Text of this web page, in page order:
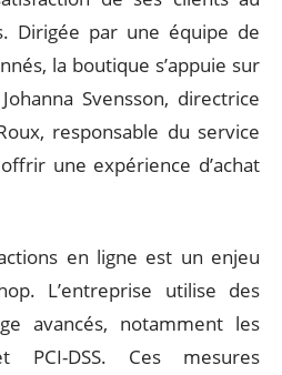
Dirigée par une équipe de
la boutique s’appuie sur
Svensson, directrice
responsable du service
une expérience d’achat
en ligne est un enjeu
L’entreprise utilise des
avancés, notamment les
PCI-DSS. Ces mesures